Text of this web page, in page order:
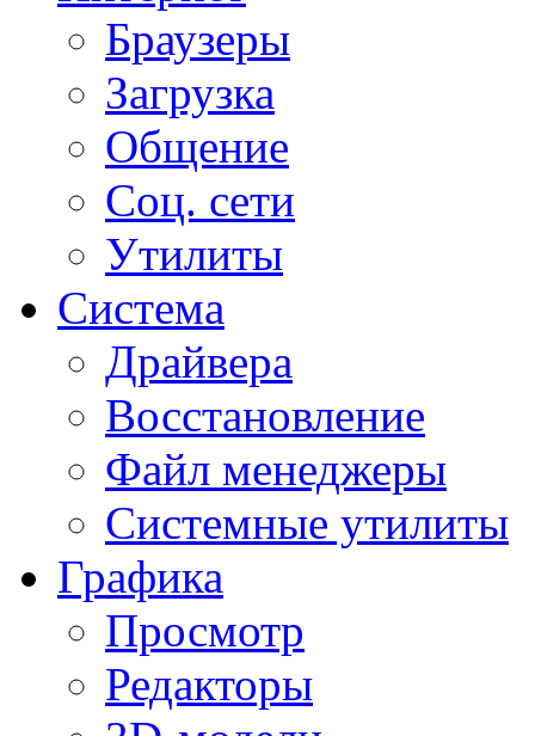
Браузеры
Загрузка
Общение
Соц. сети
Утилиты
Система
Драйвера
Восстановление
Файл менеджеры
Системные утилиты
Графика
Просмотр
Редакторы